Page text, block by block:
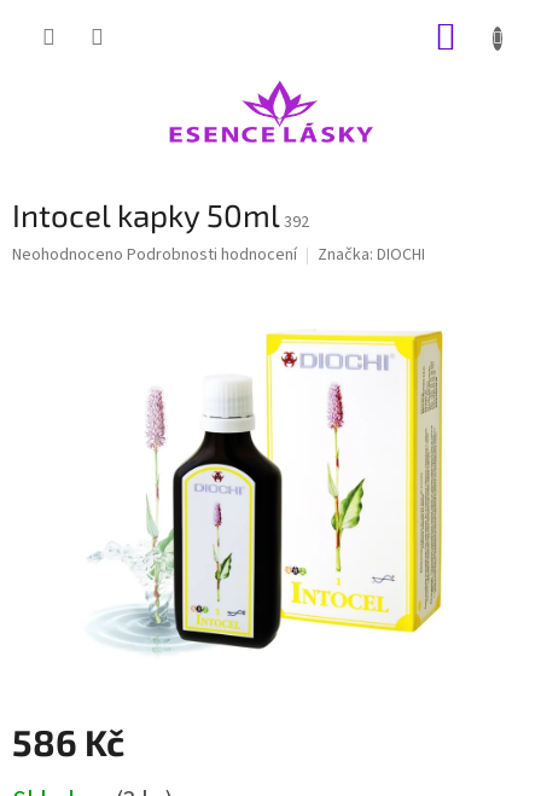
Intocel kapky 50ml392
Průměrné
Neohodnoceno Podrobnosti hodnocení Značka: DIOCHI
586 Kč